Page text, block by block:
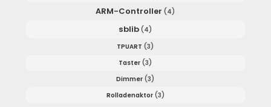
ARM-Controller (4)
sblib (4)
TPUART (3)
Taster (3)
Dimmer (3)
Rolladenaktor (3)